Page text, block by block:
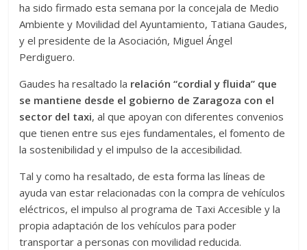
ha sido firmado esta semana por la concejala de Medio
Ambiente y Movilidad del Ayuntamiento, Tatiana Gaudes,
y el presidente de la Asociación, Miguel Ángel
Perdiguero.
Gaudes ha resaltado la relación “cordial y fluida” que
se mantiene desde el gobierno de Zaragoza con el
sector del taxi, al que apoyan con diferentes convenios
que tienen entre sus ejes fundamentales, el fomento de
la sostenibilidad y el impulso de la accesibilidad.
Tal y como ha resaltado, de esta forma las líneas de
ayuda van estar relacionadas con la compra de vehículos
eléctricos, el impulso al programa de Taxi Accesible y la
propia adaptación de los vehículos para poder
transportar a personas con movilidad reducida.